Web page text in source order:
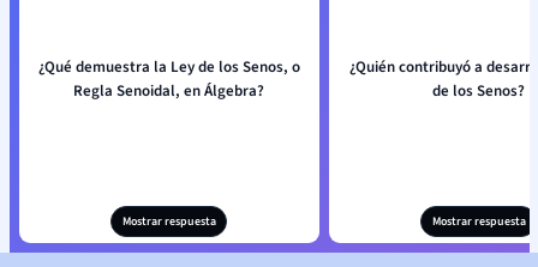
¿Qué demuestra la Ley de los Senos, o
Regla Senoidal, en Álgebra?
Mostrar respuesta
¿Quién contribuyó a
de los Senos?
Mostrar respuesta